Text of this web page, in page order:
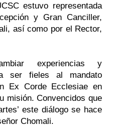
estuvo representada
y Gran Canciller,
así como por el Rector,
experiencias y
a ser fieles al mandato
Ex Corde Ecclesiae en
misión. Convencidos que
este diálogo se hace
Chomali.